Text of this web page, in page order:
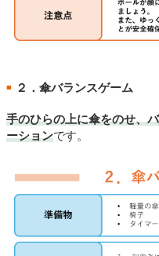
■ ２．傘バランスゲーム
手のひらの上に傘をのせ、
ーションです。